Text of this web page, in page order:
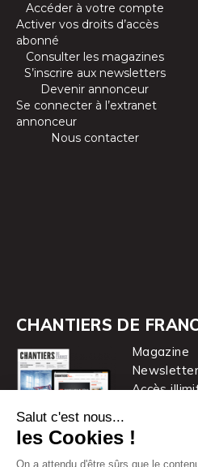
Accéder à votre compte
Activer vos droits d’accès
abonné
Consulter les magazines
S’inscrire aux newsletters
Devenir annonceur
Se connecter à l’extranet
annonceur
Nous contacter
CHANTIERS DE
Magazine
Newsletter
Accès